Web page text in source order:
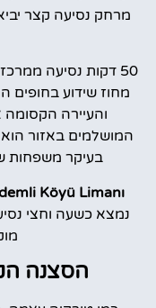
מרחק נסיעה קצר
מחוז שידוע בחופים
בעיקר משפחות
Köyü Limanı
נמצא כשעה וחצי
הסצנה